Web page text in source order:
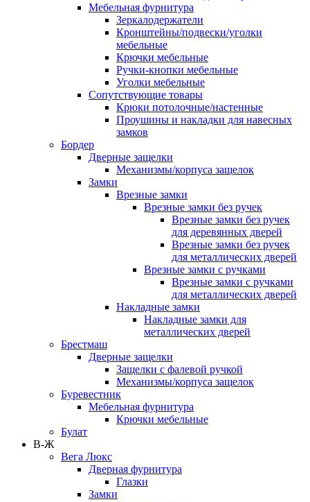
Мебельная фурнитура
Зеркалодержатели
Кронштейны/подвески/уголки
мебельные
Крючки мебельные
Ручки-кнопки мебельные
Уголки мебельные
Сопутствующие товары
Крюки потолочные/настенные
Проушины и накладки для навесных
замков
Бордер
Дверные защелки
Механизмы/корпуса защелок
Замки
Врезные замки
Врезные замки без ручек
Врезные замки без ручек
для деревянных дверей
Врезные замки без ручек
для металлических дверей
Врезные замки с ручками
Врезные замки с ручками
для металлических дверей
Накладные замки
Накладные замки для
металлических дверей
Брестмаш
Дверные защелки
Защелки с фалевой ручкой
Механизмы/корпуса защелок
Буревестник
Мебельная фурнитура
Крючки мебельные
Булат
В-Ж
Вега Люкс
Дверная фурнитура
Глазки
Замки